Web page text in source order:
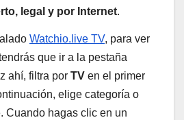
legal y por Internet.
Watchio.live TV, para ver
que ir a la pestaña
ahí, filtra por TV en el primer
elige categoría o
Cuando hagas clic en un